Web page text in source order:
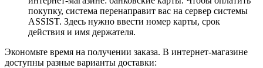
покупку, система перенаправит вас на сервер системы
ASSIST. Здесь нужно ввести номер карты, срок
действия и имя держателя.
Экономьте время на получении заказа. В интернет-магазине
доступны разные варианты доставки: